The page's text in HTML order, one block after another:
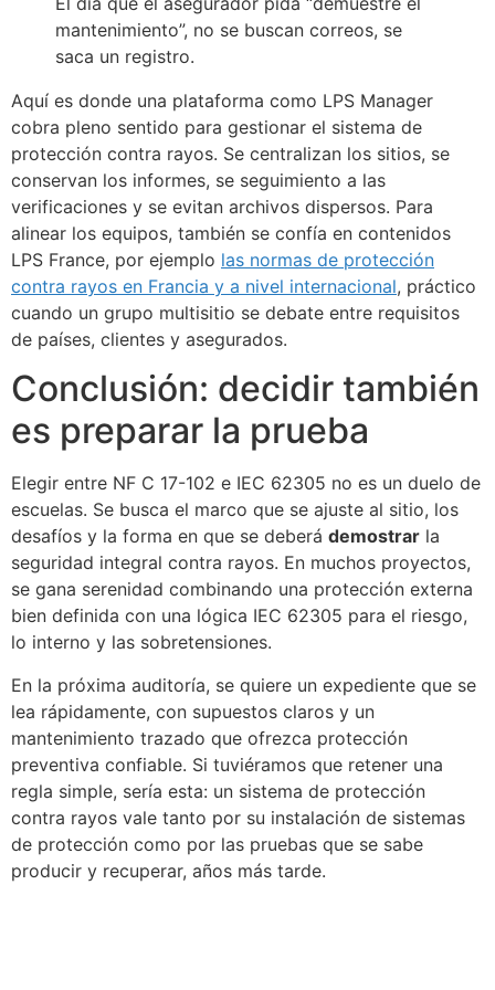
mantenimiento”, no se buscan correos, se
saca un registro.
Aquí es donde una plataforma como LPS Manager
cobra pleno sentido para gestionar el sistema de
protección contra rayos. Se centralizan los sitios, se
conservan los informes, se seguimiento a las
verificaciones y se evitan archivos dispersos. Para
alinear los equipos, también se confía en contenidos
LPS France, por ejemplo las normas de protección
contra rayos en Francia y a nivel internacional, práctico
cuando un grupo multisitio se debate entre requisitos
de países, clientes y asegurados.
Conclusión: decidir también
es preparar la prueba
Elegir entre NF C 17-102 e IEC 62305 no es un duelo de
escuelas. Se busca el marco que se ajuste al sitio, los
desafíos y la forma en que se deberá demostrar la
seguridad integral contra rayos. En muchos proyectos,
se gana serenidad combinando una protección externa
bien definida con una lógica IEC 62305 para el riesgo,
lo interno y las sobretensiones.
En la próxima auditoría, se quiere un expediente que se
lea rápidamente, con supuestos claros y un
mantenimiento trazado que ofrezca protección
preventiva confiable. Si tuviéramos que retener una
regla simple, sería esta: un sistema de protección
contra rayos vale tanto por su instalación de sistemas
de protección como por las pruebas que se sabe
producir y recuperar, años más tarde.